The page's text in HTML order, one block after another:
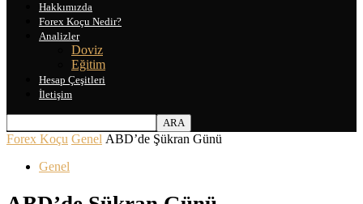
Hakkımızda
Forex Koçu Nedir?
Analizler
Doviz
Eğitim
Hesap Çeşitleri
İletişim
Forex Koçu Genel ABD’de Şükran Günü
Genel